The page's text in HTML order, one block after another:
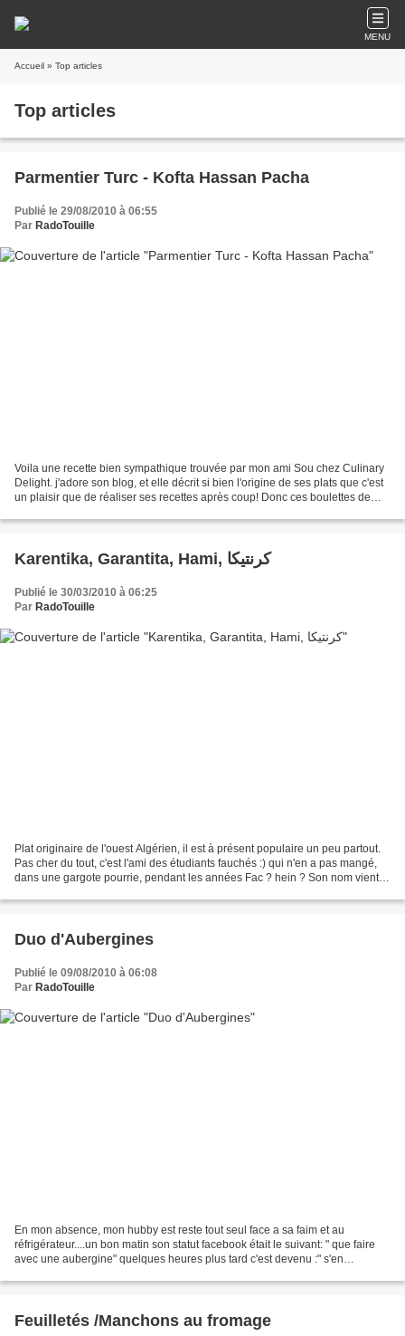
MENU
Accueil » Top articles
Top articles
Parmentier Turc - Kofta Hassan Pacha
Publié le 29/08/2010 à 06:55
Par RadoTouille
Voila une recette bien sympathique trouvée par mon ami Sou chez Culinary
Delight. j'adore son blog, et elle décrit si bien l'origine de ses plats que c'est
un plaisir que de réaliser ses recettes après coup! Donc ces boulettes de
Karentika, Garantita, Hami, كرنتيكا
Publié le 30/03/2010 à 06:25
Par RadoTouille
Plat originaire de l'ouest Algérien, il est à présent populaire un peu partout.
Pas cher du tout, c'est l'ami des étudiants fauchés :) qui n'en a pas mangé,
dans une gargote pourrie, pendant les années Fac ? hein ? Son nom vient
Duo d'Aubergines
Publié le 09/08/2010 à 06:08
Par RadoTouille
En mon absence, mon hubby est reste tout seul face a sa faim et au
réfrigérateur....un bon matin son statut facebook était le suivant: " que faire
avec une aubergine" quelques heures plus tard c'est devenu :" s'en
Feuilletés /Manchons au fromage